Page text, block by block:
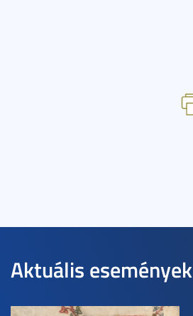
Aktuális események